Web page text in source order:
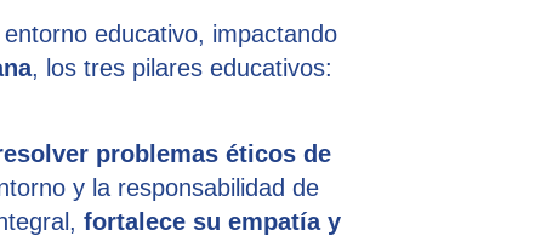
educativo, impactando
, los tres pilares educativos:
problemas éticos de
y la responsabilidad de
fortalece su empatía y